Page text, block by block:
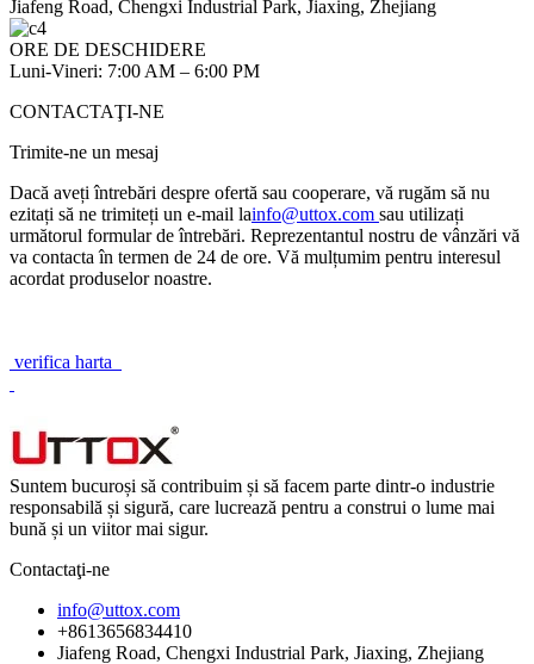
Jiafeng Road, Chengxi Industrial Park, Jiaxing, Zhejiang
ORE DE DESCHIDERE
Luni-Vineri: 7:00 AM – 6:00 PM
CONTACTAŢI-NE
Trimite-ne un mesaj
Dacă aveți întrebări despre ofertă sau cooperare, vă rugăm să nu
ezitați să ne trimiteți un e-mail lainfo@uttox.com sau utilizați
următorul formular de întrebări. Reprezentantul nostru de vânzări vă
va contacta în termen de 24 de ore. Vă mulțumim pentru interesul
acordat produselor noastre.
verifica harta
Suntem bucuroși să contribuim și să facem parte dintr-o industrie
responsabilă și sigură, care lucrează pentru a construi o lume mai
bună și un viitor mai sigur.
Contactaţi-ne
info@uttox.com
+8613656834410
Jiafeng Road, Chengxi Industrial Park, Jiaxing, Zhejiang